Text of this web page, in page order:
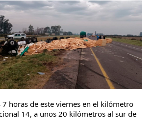
horas de este viernes en el kilómetro
14, a unos 20 kilómetros al sur de